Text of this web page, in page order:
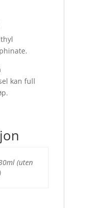
kan full
(uten